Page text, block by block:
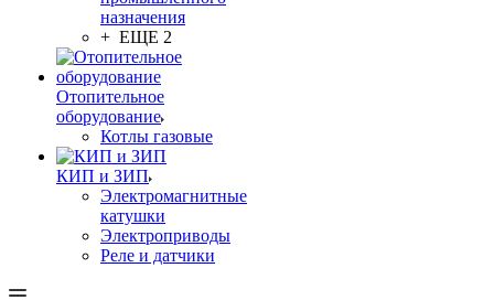
назначения
+ ЕЩЕ 2
Отопительное
оборудование
Котлы газовые
КИП и ЗИП
Электромагнитные
катушки
Электроприводы
Реле и датчики